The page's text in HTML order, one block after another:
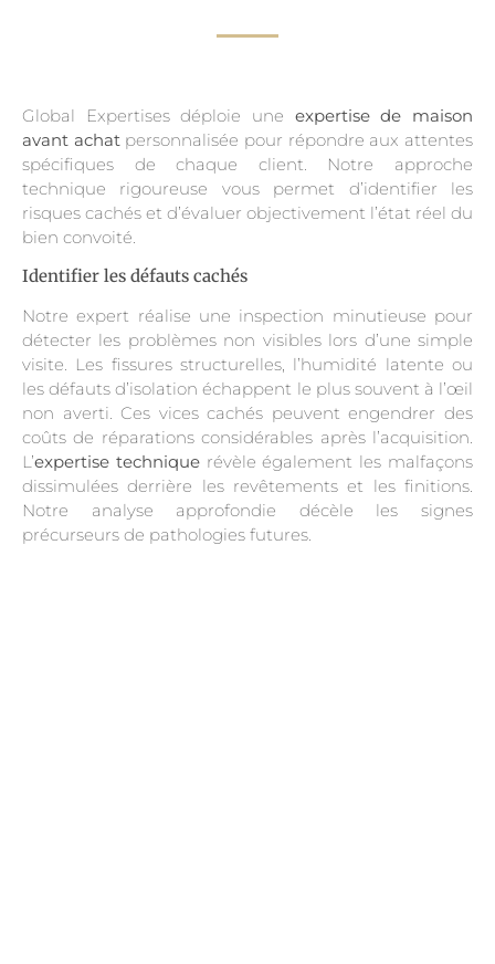
Global Expertises déploie une expertise de maison
avant achatpersonnalisée pour répondre aux attentes
spécifiques de chaque client. Notre approche
technique rigoureuse vous permet d’identifier les
risques cachés et d’évaluer objectivement l’état réel du
bien convoité.
Identifier les défauts cachés
Notre expert réalise une inspection minutieuse pour
détecter les problèmes non visibles lors d’une simple
visite. Les fissures structurelles, l’humidité latente ou
les défauts d’isolation échappent le plus souvent à l’œil
non averti. Ces vices cachés peuvent engendrer des
coûts de réparations considérables après l’acquisition.
L’expertise techniquerévèle également les malfaçons
dissimulées derrière les revêtements et les finitions.
Notre analyse approfondie décèle les signes
précurseurs de pathologies futures.